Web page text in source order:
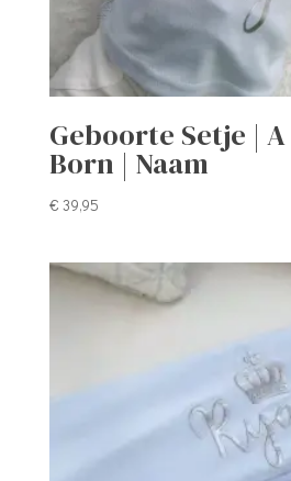
Geboorte Setje |
Born | Naam
€ 39,95